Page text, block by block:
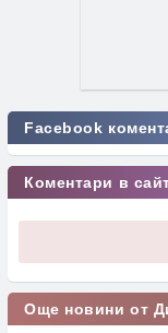
Facebook
Коментари в
Още новини от